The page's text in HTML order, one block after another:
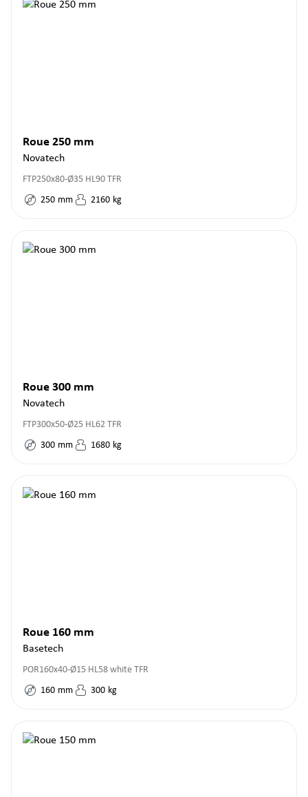
Roue 250 mm
Novatech
FTP250x80-Ø35 HL90 TFR
250 mm 2160 kg
Roue 300 mm
Novatech
FTP300x50-Ø25 HL62 TFR
300 mm 1680 kg
Roue 160 mm
Basetech
POR160x40-Ø15 HL58 white TFR
160 mm 300 kg